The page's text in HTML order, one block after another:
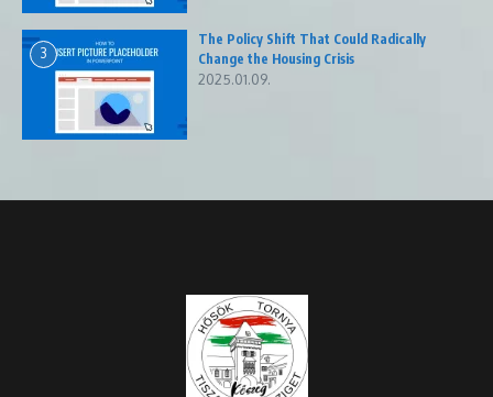
3
The Policy Shift That Could Radically
Change the Housing Crisis
2025.01.09.